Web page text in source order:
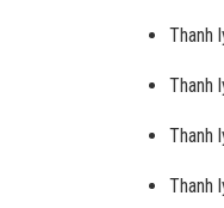
Thanh
Thanh
Thanh
Thanh